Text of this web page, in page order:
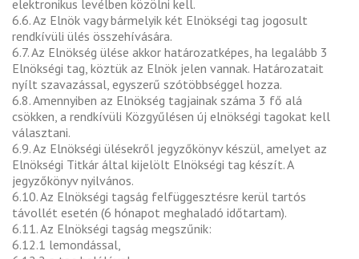
elektronikus levélben közölni kell.
6.6. Az Elnök vagy bármelyik két Elnökségi tag jogosult
rendkívüli ülés összehívására.
6.7. Az Elnökség ülése akkor határozatképes, ha legalább 3
Elnökségi tag, köztük az Elnök jelen vannak. Határozatait
nyílt szavazással, egyszerű szótöbbséggel hozza.
6.8. Amennyiben az Elnökség tagjainak száma 3 fő alá
csökken, a rendkívüli Közgyűlésen új elnökségi tagokat kell
választani.
6.9. Az Elnökségi ülésekről jegyzőkönyv készül, amelyet az
Elnökségi Titkár által kijelölt Elnökségi tag készít. A
jegyzőkönyv nyilvános.
6.10. Az Elnökségi tagság felfüggesztésre kerül tartós
távollét esetén (6 hónapot meghaladó időtartam).
6.11. Az Elnökségi tagság megszűnik:
6.12.1 lemondással,